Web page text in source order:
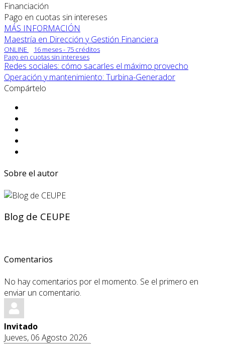
Financiación
Pago en cuotas sin intereses
MÁS INFORMACIÓN
Maestría en Dirección y Gestión Financiera
ONLINE
16 meses - 75 créditos
Pago en cuotas sin intereses
Redes sociales: cómo sacarles el máximo provecho
Operación y mantenimiento: Turbina-Generador
Compártelo
Sobre el autor
Blog de CEUPE
Comentarios
No hay comentarios por el momento. Se el primero en
enviar un comentario.
Invitado
Jueves, 06 Agosto 2026